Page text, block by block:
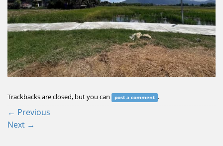
Trackbacks are closed, but you can post a comment .
← Previous
Next →